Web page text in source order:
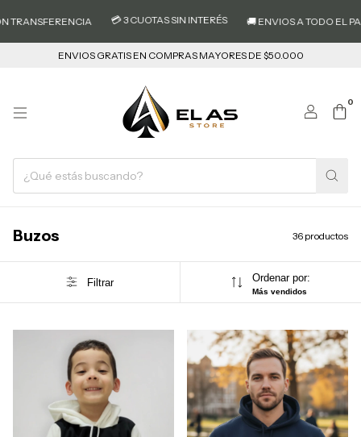
💳 3 CUOTAS SIN INTERÉS 🚚 ENVIOS A TODO EL PAIS 💸
ENVIOS GRATIS EN COMPRAS MAYORES DE $50.000
0
Buzos 36 productos
Filtrar Ordenar por:
Más vendidos